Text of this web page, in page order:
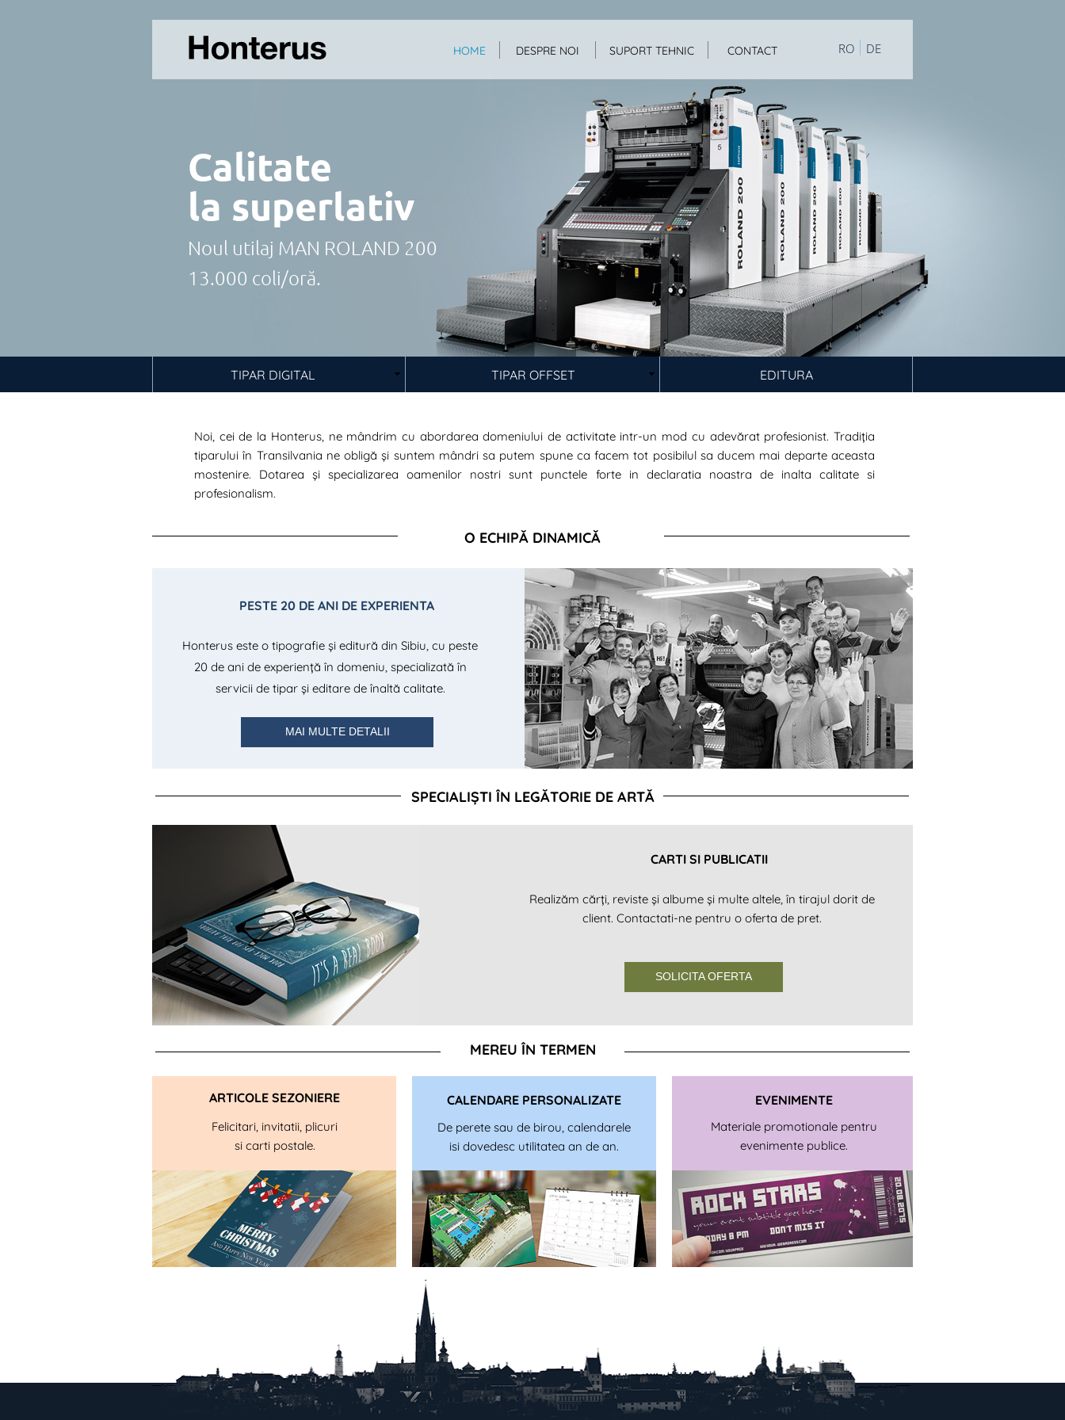
Calitate
la superlativ
Noul utilaj MAN ROLAND 200
13.000 coli/oră.
RO DE
HOME DESPRE NOI SUPORT TEHNIC CONTACT
TIPAR DIGITAL TIPAR OFFSET EDITURA
Noi, cei de la Honterus, ne mândrim cu abordarea domeniului de activitate intr-un mod cu adevărat profesionist. Tradiția
tiparului în Transilvania ne obligă și suntem mândri sa putem spune ca facem tot posibilul sa ducem mai departe aceasta
mostenire. Dotarea și specializarea oamenilor nostri sunt punctele forte in declaratia noastra de inalta calitate si
profesionalism.
O ECHIPĂ DINAMICĂ
PESTE 20 DE ANI DE EXPERIENTA
Honterus este o tipografie și editură din Sibiu, cu peste
20 de ani de experiență în domeniu, specializată în
servicii de tipar și editare de înaltă calitate.
MAI MULTE DETALII
SPECIALIȘTI ÎN LEGĂTORIE DE ARTĂ
CARTI SI PUBLICATII
Realizăm cărți, reviste și albume și multe altele, în tirajul dorit de
client. Contactati-ne pentru o oferta de pret.
SOLICITA OFERTA
MEREU ÎN TERMEN
ARTICOLE SEZONIERE
Felicitari, invitatii, plicuri
si carti postale.
CALENDARE PERSONALIZATE
De perete sau de birou, calendarele
isi dovedesc utilitatea an de an.
EVENIMENTE
Materiale promotionale pentru
evenimente publice.